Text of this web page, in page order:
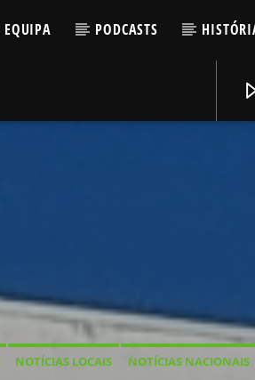
EQUIPA PODCASTS
NOTÍCIAS LOCAIS NOTÍCIAS NACIONAIS